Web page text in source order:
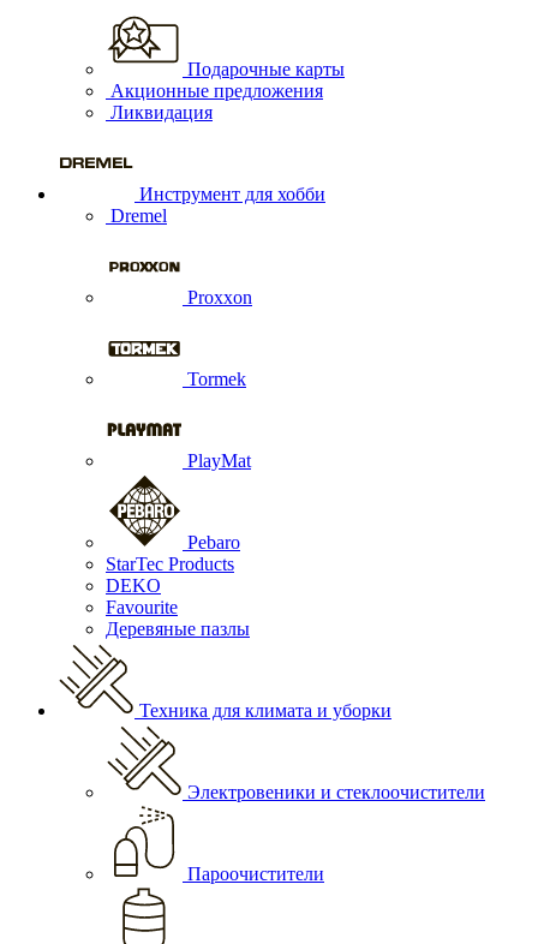
Подарочные карты
Акционные предложения
Ликвидация
Инструмент для хобби
Dremel
Proxxon
Tormek
PlayMat
Pebaro
StarTec Products
DEKO
Favourite
Деревяные пазлы
Техника для климата и уборки
Электровеники и стеклоочистители
Пароочистители